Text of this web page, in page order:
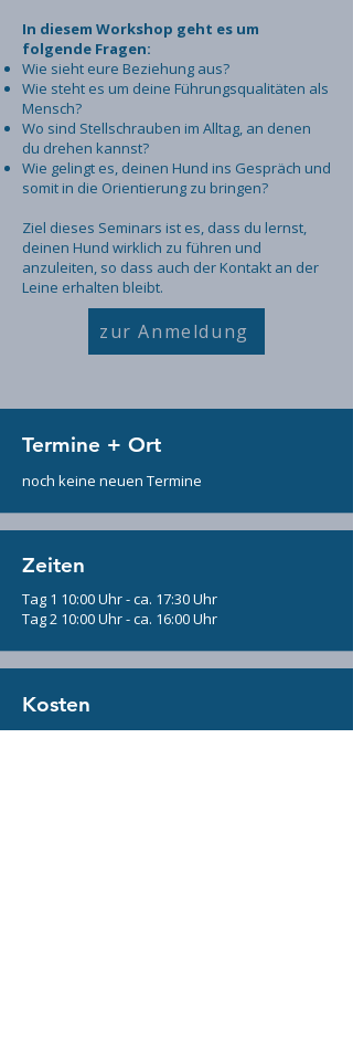
In diesem Workshop geht es um
folgende Fragen:
Wie sieht eure Beziehung aus?
Wie steht es um deine Führungsqualitäten als
Mensch?
Wo sind Stellschrauben im Alltag, an denen
du drehen kannst?
Wie gelingt es, deinen Hund ins Gespräch und
somit in die Orientierung zu bringen?
Ziel dieses Seminars ist es, dass du lernst,
deinen Hund wirklich zu führen und
anzuleiten, so dass auch der Kontakt an der
Leine erhalten bleibt.
zur Anmeldung
Termine + Ort
noch keine neuen Termine
Zeiten
Tag 1 10:00 Uhr - ca. 17:30 Uhr
Tag 2 10:00 Uhr - ca. 16:00 Uhr
Kosten